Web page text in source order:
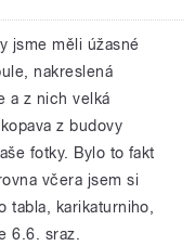
jsme měli úžasné
nakreslená
a z nich velká
z budovy
fotky. Bylo to fakt
včera jsem si
tabla, karikaturniho,
6.6. sraz.